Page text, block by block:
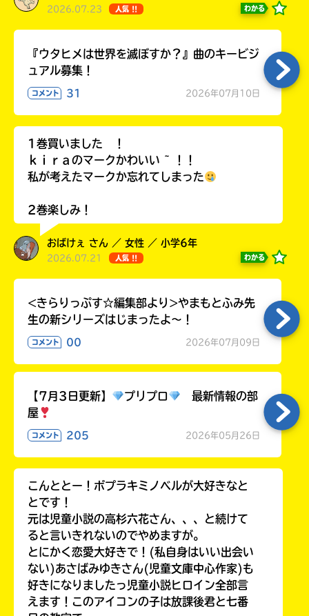
2026.07.23 人気 !! わかる
『ウタヒメは世界を滅ぼすか？』曲のキービジ
ュアル募集！
コメント 31 2026年07月10日
1巻買いました ！
ｋｉｒａのマークかわいい ~ ！！
私が考えたマークか忘れてしまった
2巻楽しみ！
おばけぇ さん ／ 女性 ／ 小学6年
2026.07.21 人気 !! わかる
<きらりっぷす☆編集部より>やまもとふみ先
生の新シリーズはじまったよ～！
コメント 00 2026年07月09日
【7月3日更新】 プリプロ
最新情報の部
屋
コメント 205 2026年05月26日
こんととー！ポプラキミノベルが大好きなと
とです！
元は児童小説の高杉六花さん、、、と続けて
ると言いきれないのでやめますが。
とにかく恋愛大好きで！(私自身はいい出会い
ない)あさばみゆきさん(児童文庫中心作家)も
好きになりましたっ児童小説ヒロイン全部言
えます！このアイコンの子は放課後君と七番